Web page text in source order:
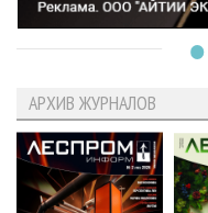
АРХИВ ЖУРНАЛОВ